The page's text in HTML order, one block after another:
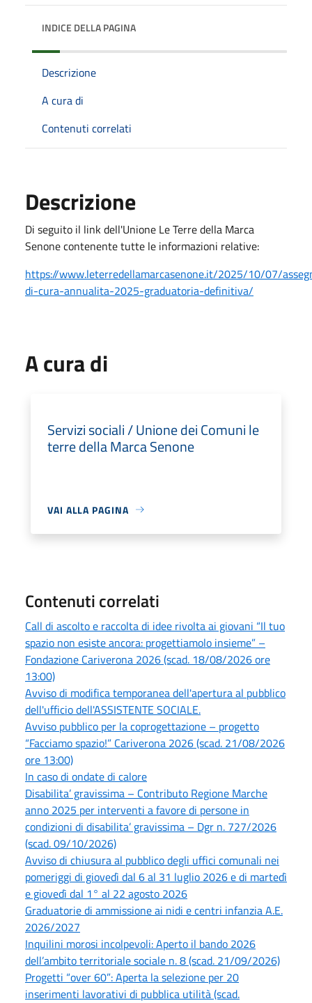
INDICE DELLA PAGINA
Descrizione
A cura di
Contenuti correlati
Descrizione
Di seguito il link dell'Unione Le Terre della Marca
Senone contenente tutte le informazioni relative:
https://www.leterredellamarcasenone.it/2025/10/07/
di-cura-annualita-2025-graduatoria-definitiva/
A cura di
Servizi sociali / Unione dei Comuni le
terre della Marca Senone
VAI ALLA PAGINA
Contenuti correlati
Call di ascolto e raccolta di idee rivolta ai giovani “Il tuo
spazio non esiste ancora: progettiamolo insieme” –
Fondazione Cariverona 2026 (scad. 18/08/2026 ore
13:00)
Avviso di modifica temporanea dell'apertura al pubblico
dell'ufficio dell'ASSISTENTE SOCIALE.
Avviso pubblico per la coprogettazione – progetto
“Facciamo spazio!” Cariverona 2026 (scad. 21/08/2026
ore 13:00)
In caso di ondate di calore
Disabilita’ gravissima – Contributo Regione Marche
anno 2025 per interventi a favore di persone in
condizioni di disabilita’ gravissima – Dgr n. 727/2026
(scad. 09/10/2026)
Avviso di chiusura al pubblico degli uffici comunali nei
pomeriggi di giovedì dal 6 al 31 luglio 2026 e di martedì
e giovedì dal 1° al 22 agosto 2026
Graduatorie di ammissione ai nidi e centri infanzia A.E.
2026/2027
Inquilini morosi incolpevoli: Aperto il bando 2026
dell’ambito territoriale sociale n. 8 (scad. 21/09/2026)
Progetti “over 60”: Aperta la selezione per 20
inserimenti lavorativi di pubblica utilità (scad.